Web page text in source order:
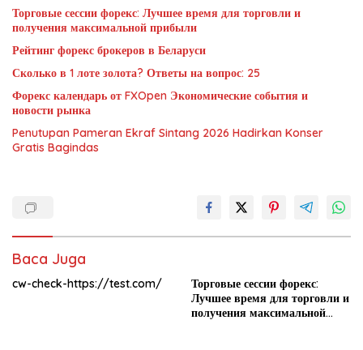
Торговые сессии форекс: Лучшее время для торговли и
получения максимальной прибыли
Рейтинг форекс брокеров в Беларуси
Сколько в 1 лоте золота? Ответы на вопрос: 25
Форекс календарь от FXOpen Экономические события и
новости рынка
Penutupan Pameran Ekraf Sintang 2026 Hadirkan Konser
Gratis Bagindas
Baca Juga
cw-check-https://test.com/
Торговые сессии форекс:
Лучшее время для торговли и
получения максимальной